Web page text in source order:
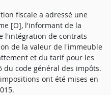
fiscale a adressé une
[O], l'informant de la
l'intégration de contrats
de la valeur de l'immeuble
et du tarif pour les
code général des impôts.
ont été mises en